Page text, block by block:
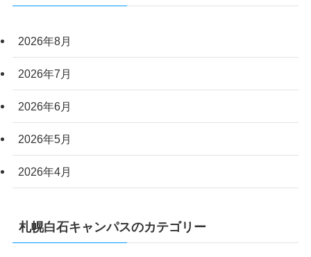
2026年8月
2026年7月
2026年6月
2026年5月
2026年4月
札幌白石キャンパスのカテゴリー